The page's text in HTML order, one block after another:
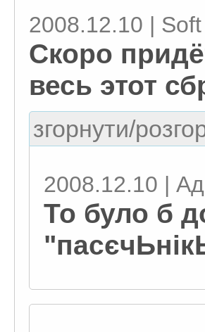
2008.12.10 | Soft
Скоро
весь этот
згорнути/
2008.12.10 |
То було б